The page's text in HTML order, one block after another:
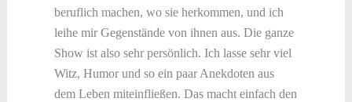
beruflich machen, wo sie herkommen, und ich
leihe mir Gegenstände von ihnen aus. Die ganze
Show ist also sehr persönlich. Ich lasse sehr viel
Witz, Humor und so ein paar Anekdoten aus
dem Leben miteinfließen. Das macht einfach den